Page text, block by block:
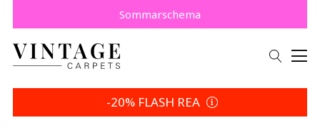
Spara 5 % | Dina returvillkor
Köp nu, betala senare med Klarna.
Sommarschema
-20% FLASH REA